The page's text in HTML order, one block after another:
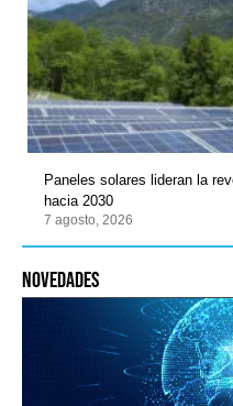
Paneles solares lideran la
hacia 2030
7 agosto, 2026
novedades